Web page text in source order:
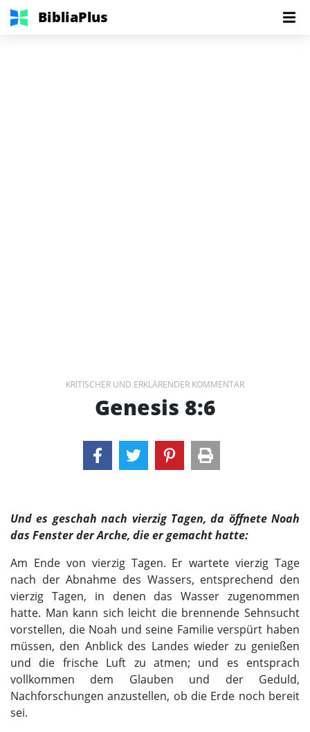
BibliaPlus
KRITISCHER UND ERKLÄRENDER KOMMENTAR
Genesis 8:6
Und es geschah nach vierzig Tagen, da öffnete Noah
das Fenster der Arche, die er gemacht hatte:
Am Ende von vierzig Tagen. Er wartete vierzig Tage
nach der Abnahme des Wassers, entsprechend den
vierzig Tagen, in denen das Wasser zugenommen
hatte. Man kann sich leicht die brennende Sehnsucht
vorstellen, die Noah und seine Familie verspürt haben
müssen, den Anblick des Landes wieder zu genießen
und die frische Luft zu atmen; und es entsprach
vollkommen dem Glauben und der Geduld,
Nachforschungen anzustellen, ob die Erde noch bereit
sei.